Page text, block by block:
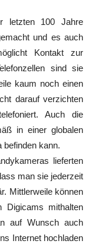
letzten 100 Jahre
und es auch
Kontakt zur
sind sie
kaum noch einen
darauf verzichten
Auch die
in einer globalen
befinden kann.
lieferten
man sie jederzeit
Mittlerweile können
Digicams mithalten
auf Wunsch auch
Internet hochladen